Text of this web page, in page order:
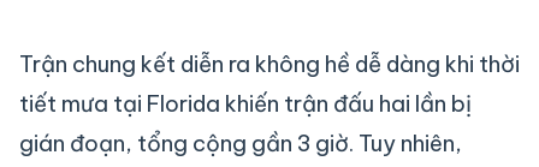
Trận chung kết diễn ra không hề dễ dàng khi thời
tiết mưa tại Florida khiến trận đấu hai lần bị
gián đoạn, tổng cộng gần 3 giờ. Tuy nhiên,